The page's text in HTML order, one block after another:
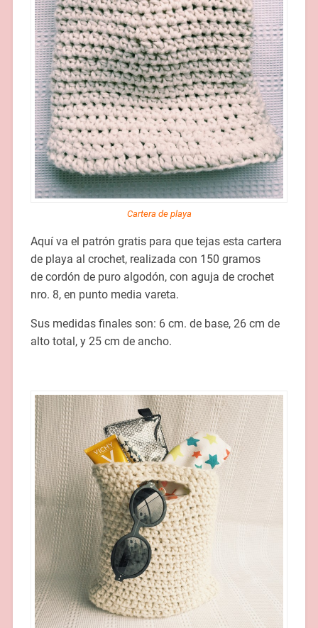
Cartera de playa
Aquí va el patrón gratis para que tejas esta cartera
de playa al crochet, realizada con 150 gramos
de cordón de puro algodón, con aguja de crochet
nro. 8, en punto media vareta.
Sus medidas finales son: 6 cm. de base, 26 cm de
alto total, y 25 cm de ancho.